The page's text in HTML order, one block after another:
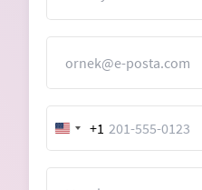
United
States
+1